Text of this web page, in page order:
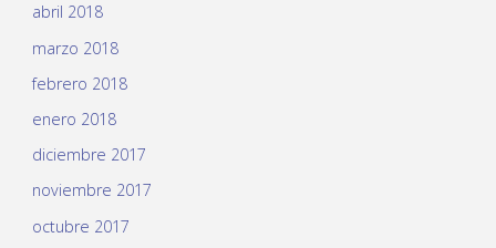
abril 2018
marzo 2018
febrero 2018
enero 2018
diciembre 2017
noviembre 2017
octubre 2017